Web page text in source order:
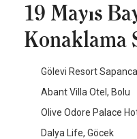
19 Mayıs
Konaklama
Gölevi Resort
Abant Villa Otel, Bolu
Olive Odore Palace
Dalya Life, Göcek